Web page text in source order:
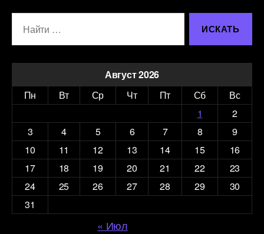
Август 2026
Пн
Вт Ср Чт Пт Сб
Вс
1
2
3
4 5 6 7 8
9
10
11 12 13 14 15
16
17
18 19 20 21 22
23
24
25 26 27 28 29
30
31
« Июл